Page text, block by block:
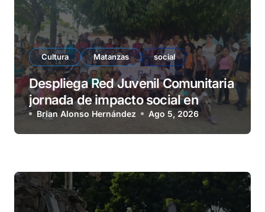
Cultura Matanzas social
Despliega Red Juvenil Comunitaria
jornada de impacto social en
barrio La Marina
Brian Alonso Hernández Ago 5, 2026